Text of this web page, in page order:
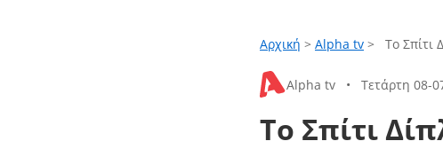
Αρχική > Alpha tv > Το Σπίτι
Alpha tv • Τετάρτη 08-
Το Σπίτι